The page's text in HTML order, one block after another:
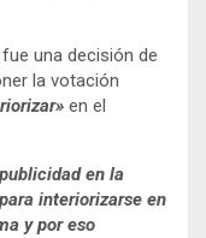
una decisión de
la votación
en el
en la
interiorizarse en
y por eso